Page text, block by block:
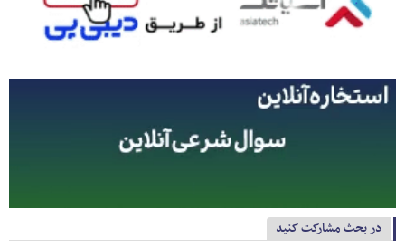
در بحث مشارکت کنید